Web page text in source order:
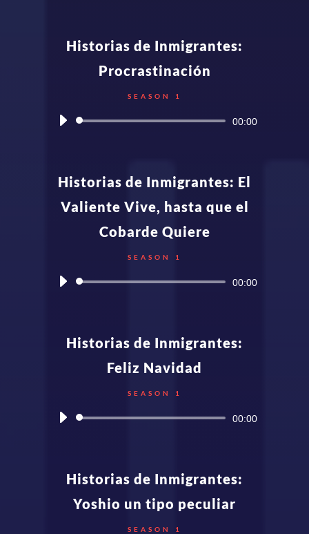
Historias de Inmigrantes:
Procrastinación
SEASON 1
Audio
00:00
Historias de Inmigrantes: El
Valiente Vive, hasta que el
Cobarde Quiere
SEASON 1
Audio
00:00
Historias de Inmigrantes:
Feliz Navidad
SEASON 1
Audio
00:00
Historias de Inmigrantes:
Yoshio un tipo peculiar
SEASON 1